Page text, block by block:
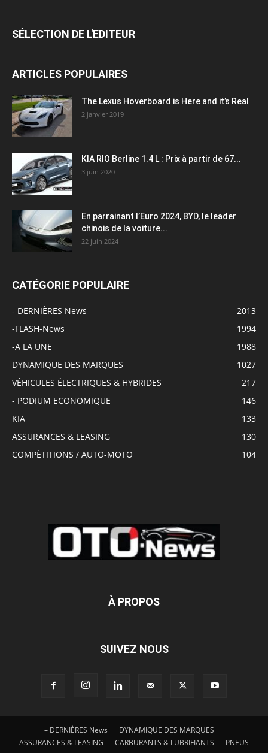
SÉLECTION DE L'EDITEUR
ARTICLES POPULAIRES
The Lexus Hoverboard is Here and it’s Real
2 janvier 2019
KIA RIO Berline 1.4 L : Prix à partir de 67...
3 juin 2020
En parrainant l’Euro 2024, BYD, le leader
chinois de la voiture...
22 juin 2024
CATÉGORIE POPULAIRE
- DERNIÈRES News
2013
-FLASH-News
1994
-A LA UNE
1988
DYNAMIQUE DES MARQUES
1027
VÉHICULES ÉLECTRIQUES & HYBRIDES
217
- PODIUM ECONOMIQUE
146
KIA
133
ASSURANCES & LEASING
130
COMPÉTITIONS / AUTO-MOTO
104
À PROPOS
SUIVEZ NOUS
– DERNIÈRES News
DYNAMIQUE DES MARQUES
ASSURANCES & LEASING
CARBURANTS & LUBRIFIANTS PNEUS